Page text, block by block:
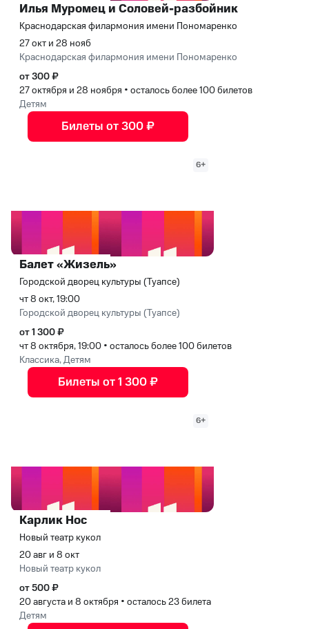
Илья Муромец и Соловей-разбойник
Краснодарская филармония имени Пономаренко
27 окт и 28 нояб
Краснодарская филармония имени Пономаренко
от 300 ₽
27 октября и 28 ноября • осталось более 100 билетов
Детям
Билеты от 300 ₽
6+
Балет «Жизель»
Городской дворец культуры (Туапсе)
чт 8 окт, 19:00
Городской дворец культуры (Туапсе)
от 1 300 ₽
чт 8 октября, 19:00 • осталось более 100 билетов
Классика, Детям
Билеты от 1 300 ₽
6+
Карлик Нос
Новый театр кукол
20 авг и 8 окт
Новый театр кукол
от 500 ₽
20 августа и 8 октября • осталось 23 билета
Детям